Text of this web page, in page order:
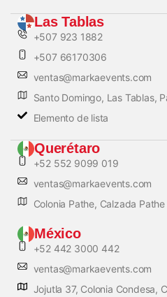
Las Tablas
+507 923 1882
+507 66170306
ventas@markaevents.com
Santo Domingo, Las Tablas,
Elemento de lista
Querétaro
+52 552 9099 019
ventas@markaevents.com
Colonia Pathe, Calzada
México
+52 442 3000 442
ventas@markaevents.com
Jojutla 37, Colonia Condesa,